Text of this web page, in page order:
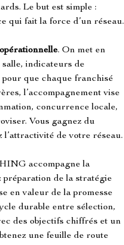
Le but est simple :
qui fait la force d’un réseau.
. On met en
salle, indicateurs de
que chaque franchisé
l’accompagnement vise
concurrence locale,
Vous gagnez du
l’attractivité de votre réseau.
accompagne la
préparation de la stratégie
en valeur de la promesse
durable entre sélection,
des objectifs chiffrés et un
une feuille de route